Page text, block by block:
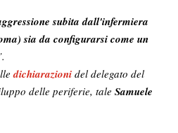
subita dall'infermiera
sia da configurarsi come un
dichiarazioni del delegato del
delle periferie, tale Samuele